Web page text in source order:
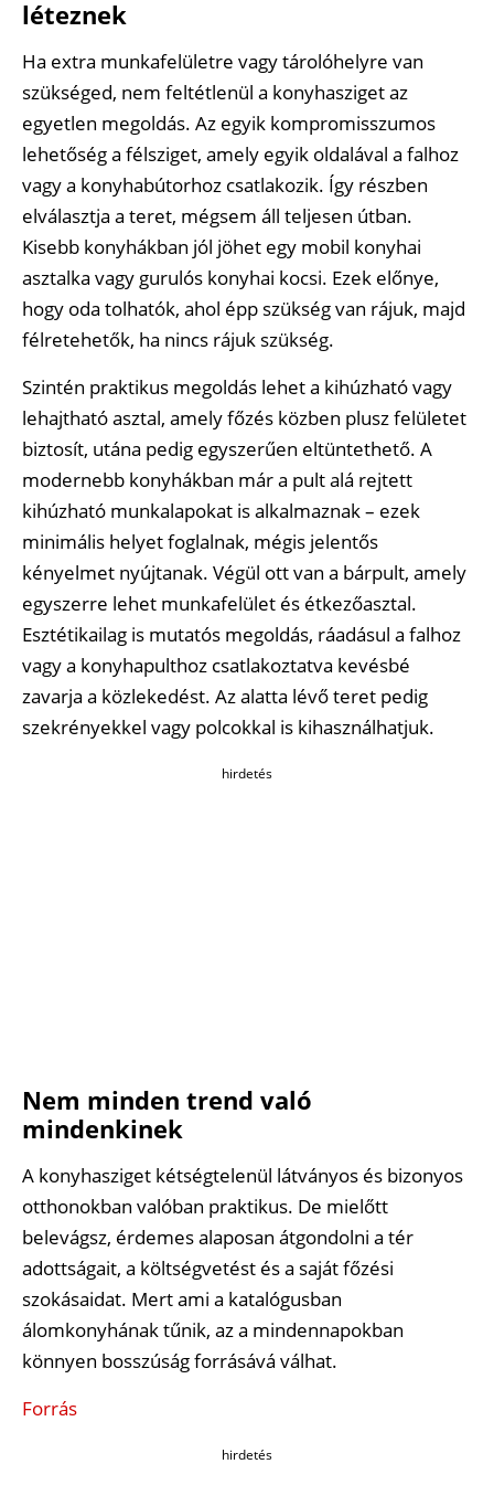
léteznek
Ha extra munkafelületre vagy tárolóhelyre van
szükséged, nem feltétlenül a konyhasziget az
egyetlen megoldás. Az egyik kompromisszumos
lehetőség a félsziget, amely egyik oldalával a falhoz
vagy a konyhabútorhoz csatlakozik. Így részben
elválasztja a teret, mégsem áll teljesen útban.
Kisebb konyhákban jól jöhet egy mobil konyhai
asztalka vagy gurulós konyhai kocsi. Ezek előnye,
hogy oda tolhatók, ahol épp szükség van rájuk, majd
félretehetők, ha nincs rájuk szükség.
Szintén praktikus megoldás lehet a kihúzható vagy
lehajtható asztal, amely főzés közben plusz felületet
biztosít, utána pedig egyszerűen eltüntethető. A
modernebb konyhákban már a pult alá rejtett
kihúzható munkalapokat is alkalmaznak – ezek
minimális helyet foglalnak, mégis jelentős
kényelmet nyújtanak. Végül ott van a bárpult, amely
egyszerre lehet munkafelület és étkezőasztal.
Esztétikailag is mutatós megoldás, ráadásul a falhoz
vagy a konyhapulthoz csatlakoztatva kevésbé
zavarja a közlekedést. Az alatta lévő teret pedig
szekrényekkel vagy polcokkal is kihasználhatjuk.
hirdetés
Nem minden trend való
mindenkinek
A konyhasziget kétségtelenül látványos és bizonyos
otthonokban valóban praktikus. De mielőtt
belevágsz, érdemes alaposan átgondolni a tér
adottságait, a költségvetést és a saját főzési
szokásaidat. Mert ami a katalógusban
álomkonyhának tűnik, az a mindennapokban
könnyen bosszúság forrásává válhat.
Forrás
hirdetés